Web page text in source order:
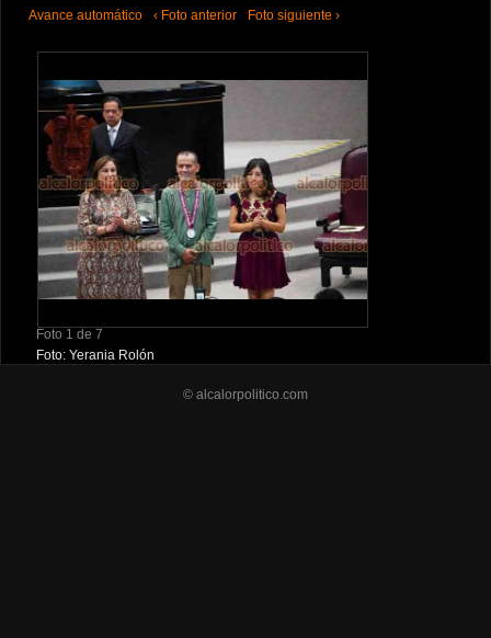
Avance automático ‹ Foto anterior Foto siguiente ›
Foto 1 de 7
Foto: Yerania Rolón
© alcalorpolitico.com